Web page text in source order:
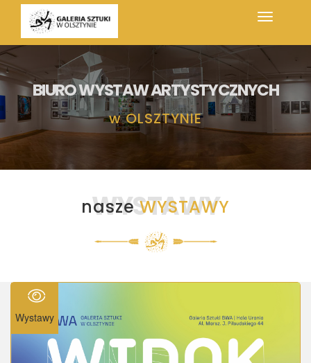
BIURO WYSTAW ARTYSTYCZNYCH
w OLSZTYNIE
WYSTAWY
naszeWYSTAWY
Wystawy